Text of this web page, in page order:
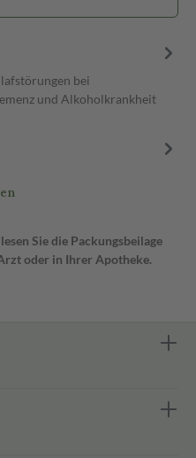
bei
und Alkoholkrankheit
Sie die Packungsbeilage
oder in Ihrer Apotheke.